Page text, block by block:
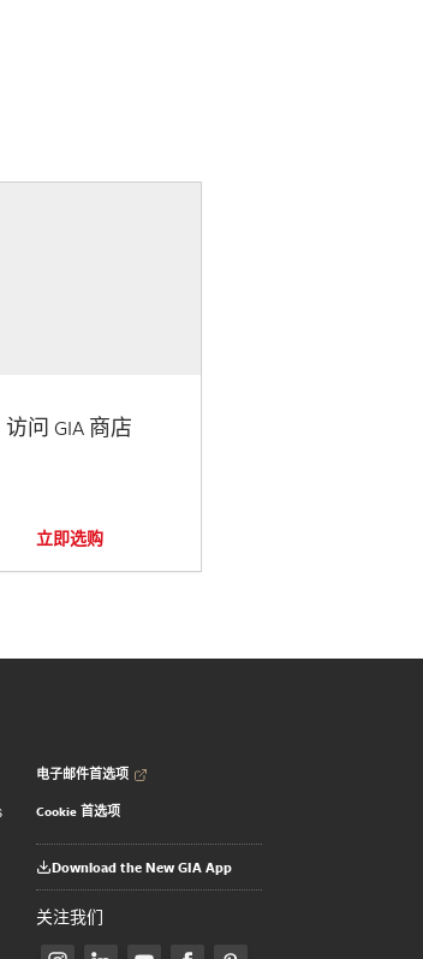
访问 GIA 商店
立即选购
电子邮件首选项
Cookie 首选项
Download the New GIA App
关注我们